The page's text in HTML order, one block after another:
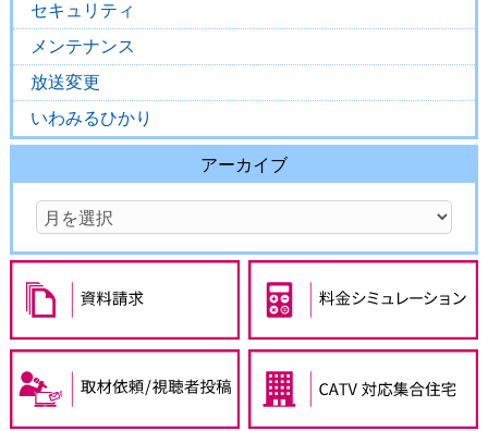
セキュリティ
メンテナンス
放送変更
いわみるひかり
アーカイブ